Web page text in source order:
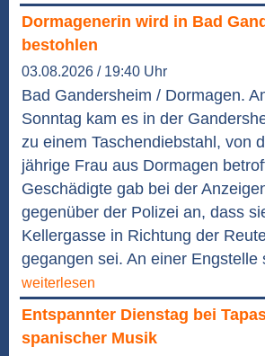
Dormagenerin wird in Bad
bestohlen
03.08.2026 / 19:40 Uhr
Bad Gandersheim / Dormagen.
Sonntag kam es in der
zu einem Taschendiebstahl, von
jährige Frau aus Dormagen
Geschädigte gab bei der
gegenüber der Polizei an, dass
Kellergasse in Richtung der
gegangen sei. An einer Engstelle
weiterlesen
Entspannter Dienstag bei
spanischer Musik